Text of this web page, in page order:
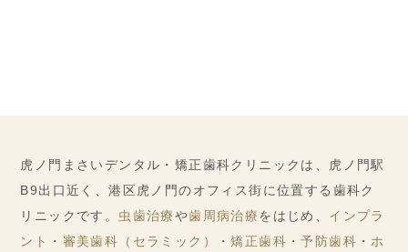
虎ノ門まさいデンタル・矯正歯科クリニックは、虎ノ門駅
B9出口近く、港区虎ノ門のオフィス街に位置する歯科ク
リニックです。 虫歯治療や歯周病治療をはじめ、 インプラ
ント
・ 審美歯科（セラミック） ・矯正歯科 ・予防歯科 ・ ホ